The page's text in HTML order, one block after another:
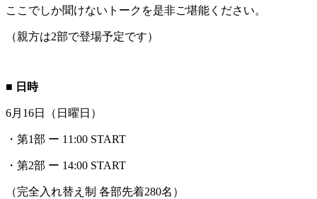
ここでしか聞けないトークを是非ご堪能ください。
（親方は2部で登場予定です）
■ 日時
6月16日（日曜日）
・第1部 ー 11:00 START
・第2部 ー 14:00 START
（完全入れ替え制 各部先着280名）